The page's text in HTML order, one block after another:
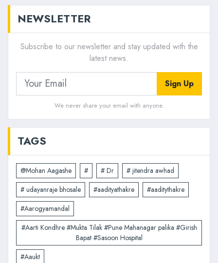
NEWSLETTER
Subscribe to our newsletter and stay updated with the
latest news.
Sign Up
We never share your email with anyone.
TAGS
@Mohan Aagashe # # Dr
# jitendra awhad
# udayanraje bhosale
#aadityathakre
#aaditythakre
#Aarogyamandal
#Aarti Kondhre #Mukta Tilak #Pune Mahanagar palika #Girish
Bapat #Sasoon Hospital
#Aaukt